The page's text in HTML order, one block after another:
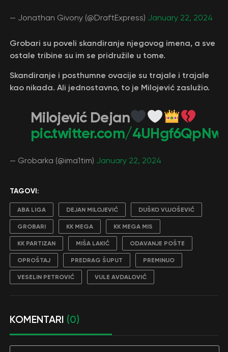
— Jonathan Givony (@DraftExpress) January 22, 2024
Grobari su poveli skandiranje njegovog imena, a sve
ostale tribine su im se pridružile u tome.
Skandiranje i posthumne ovacije su trajale i trajale
kao nikada. Ali jednostavno, to je Milojević zaslužio.
Milojević Dejan
pic.twitter.com/4UHgf6QpNw
— Grobarka (@ima1tim) January 22, 2024
TAGOVI:
ABA LIGA DEJAN MILOJEVIĆ DUŠKO VUJOŠEVIĆ
GROBARI KK MEGA KK MEGA MIS
KK PARTIZAN MIŠA LAKIĆ ODAVANJE POŠTE
OPROŠTAJ PREDRAG ŠUPUT PREMINUO
VESELIN PETROVIĆ VULE AVDALOVIĆ
KOMENTARI (0)